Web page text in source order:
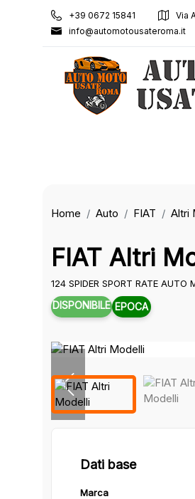
+39 0672 15841
Via
info@automotousateroma.it
Home Auto FIAT Altri
FIAT Altri
124 SPIDER SPORT RATE AUTO
DISPONIBILE EPOCA
Dati base
Marca